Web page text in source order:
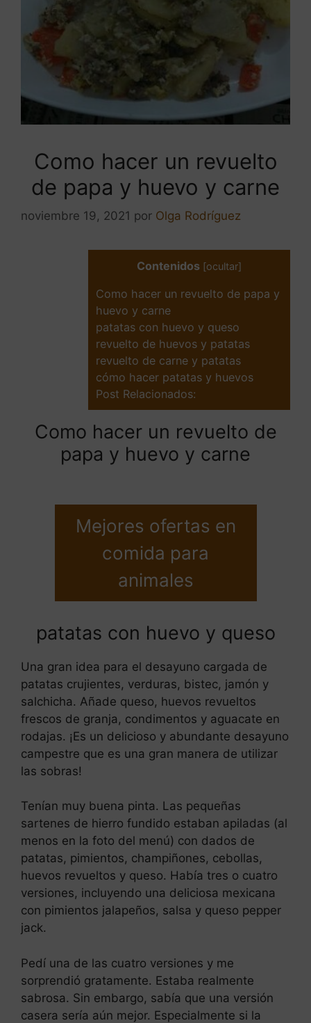
Como hacer un revuelto
de papa y huevo y carne
noviembre 19, 2021 por Olga Rodríguez
Contenidos [ocultar]
Como hacer un revuelto de papa y
huevo y carne
patatas con huevo y queso
revuelto de huevos y patatas
revuelto de carne y patatas
cómo hacer patatas y huevos
Post Relacionados:
Como hacer un revuelto de
papa y huevo y carne
Mejores ofertas en
comida para
animales
patatas con huevo y queso
Una gran idea para el desayuno cargada de
patatas crujientes, verduras, bistec, jamón y
salchicha. Añade queso, huevos revueltos
frescos de granja, condimentos y aguacate en
rodajas. ¡Es un delicioso y abundante desayuno
campestre que es una gran manera de utilizar
las sobras!
Tenían muy buena pinta. Las pequeñas
sartenes de hierro fundido estaban apiladas (al
menos en la foto del menú) con dados de
patatas, pimientos, champiñones, cebollas,
huevos revueltos y queso. Había tres o cuatro
versiones, incluyendo una deliciosa mexicana
con pimientos jalapeños, salsa y queso pepper
jack.
Pedí una de las cuatro versiones y me
sorprendió gratamente. Estaba realmente
sabrosa. Sin embargo, sabía que una versión
casera sería aún mejor. Especialmente si la